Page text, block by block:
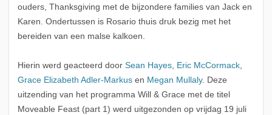
ouders, Thanksgiving met de bijzondere families van Jack en
Karen. Ondertussen is Rosario thuis druk bezig met het
bereiden van een malse kalkoen.
Hierin werd geacteerd door Sean Hayes, Eric McCormack,
Grace Elizabeth Adler-Markusen Megan Mullaly. Deze
uitzending van het programma Will & Grace met de titel
Moveable Feast (part 1) werd uitgezonden op vrijdag 19 juli